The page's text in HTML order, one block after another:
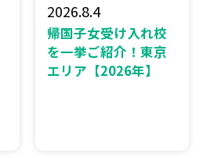
2026.8.4
帰国子女受け入れ校
を一挙ご紹介！東京
エリア【2026年】